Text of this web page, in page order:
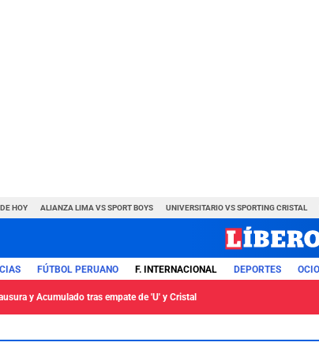
HOY ALIANZA LIMA VS SPORT BOYS UNIVERSITARIO VS SPORTING CRISTAL
FÚTBOL PERUANO F. INTERNACIONAL DEPORTES OCIO
y Acumulado tras empate de 'U' y Cristal